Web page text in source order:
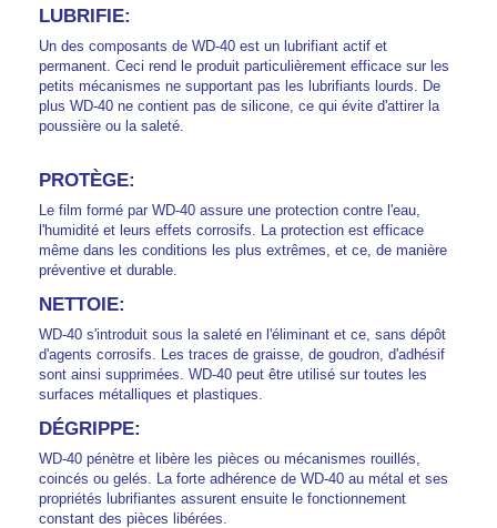
LUBRIFIE:
Un des composants de WD-40 est un lubrifiant actif et
permanent. Ceci rend le produit particulièrement efficace sur les
petits mécanismes ne supportant pas les lubrifiants lourds. De
plus WD-40 ne contient pas de silicone, ce qui évite d'attirer la
poussière ou la saleté.
PROTÈGE:
Le film formé par WD-40 assure une protection contre l'eau,
l'humidité et leurs effets corrosifs. La protection est efficace
même dans les conditions les plus extrêmes, et ce, de manière
préventive et durable.
NETTOIE:
WD-40 s'introduit sous la saleté en l'éliminant et ce, sans dépôt
d'agents corrosifs. Les traces de graisse, de goudron, d'adhésif
sont ainsi supprimées. WD-40 peut être utilisé sur toutes les
surfaces métalliques et plastiques.
DÉGRIPPE:
WD-40 pénètre et libère les pièces ou mécanismes rouillés,
coincés ou gelés. La forte adhérence de WD-40 au métal et ses
propriétés lubrifiantes assurent ensuite le fonctionnement
constant des pièces libérées.